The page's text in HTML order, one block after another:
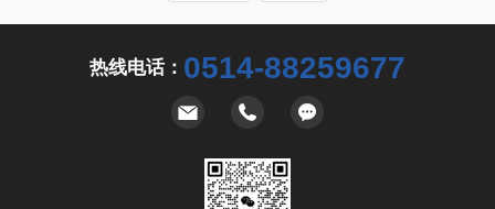
热线电话： 0514-88259677